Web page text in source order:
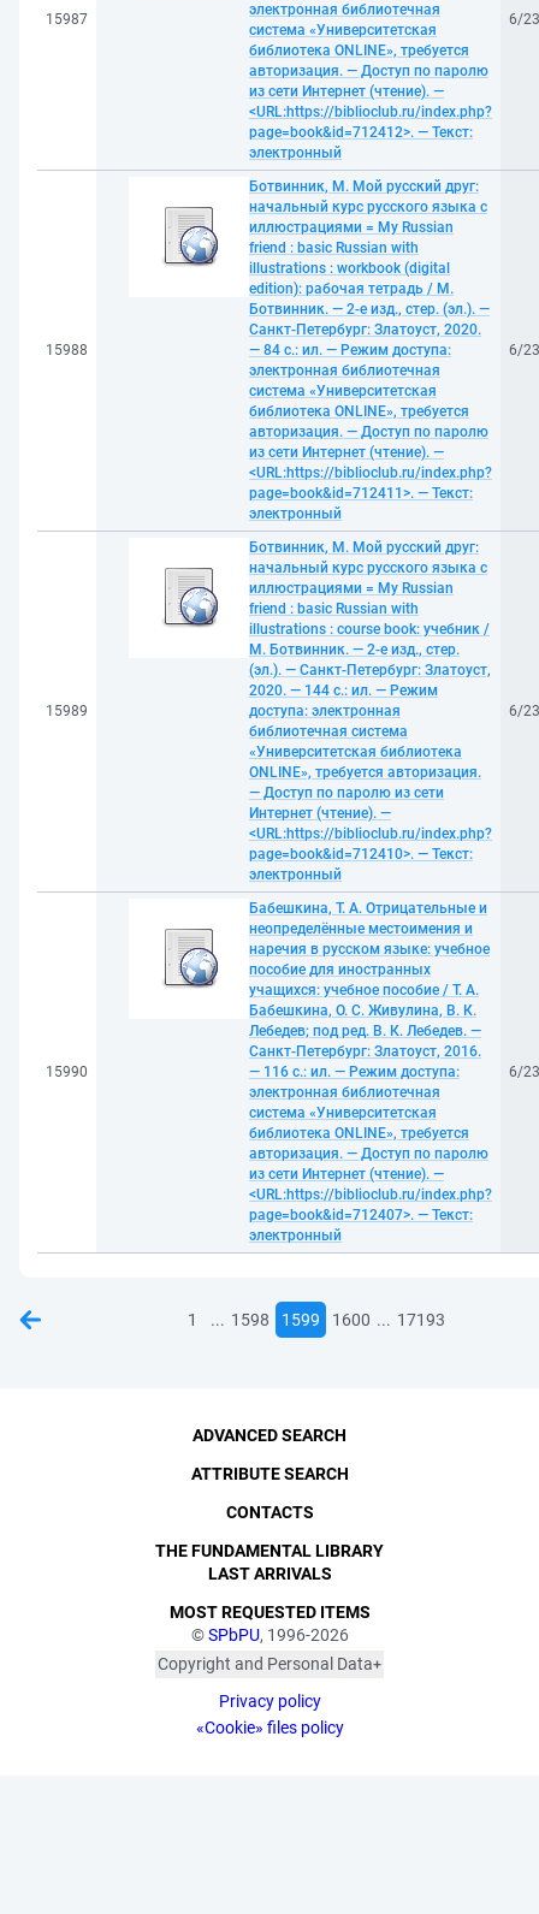
15987
электронная библиотечная
система «Университетская
библиотека ONLINE», требуется
авторизация. — Доступ по паролю
из сети Интернет (чтение). —
<URL:https://biblioclub.ru/index.php?
page=book&id=712412>. — Текст:
электронный
6/
15988
Ботвинник, М. Мой русский друг:
начальный курс русского языка с
иллюстрациями = My Russian
friend : basic Russian with
illustrations : workbook (digital
edition): рабочая тетрадь / М.
Ботвинник. — 2-е изд., стер. (эл.). —
Санкт-Петербург: Златоуст, 2020.
— 84 с.: ил. — Режим доступа:
электронная библиотечная
система «Университетская
библиотека ONLINE», требуется
авторизация. — Доступ по паролю
из сети Интернет (чтение). —
<URL:https://biblioclub.ru/index.php?
page=book&id=712411>. — Текст:
электронный
6/
15989
Ботвинник, М. Мой русский друг:
начальный курс русского языка с
иллюстрациями = My Russian
friend : basic Russian with
illustrations : course book: учебник /
М. Ботвинник. — 2-е изд., стер.
(эл.). — Санкт-Петербург: Златоуст,
2020. — 144 с.: ил. — Режим
доступа: электронная
библиотечная система
«Университетская библиотека
ONLINE», требуется авторизация.
— Доступ по паролю из сети
Интернет (чтение). —
<URL:https://biblioclub.ru/index.php?
page=book&id=712410>. — Текст:
электронный
6/
15990
Бабешкина, Т. А. Отрицательные и
неопределённые местоимения и
наречия в русском языке: учебное
пособие для иностранных
учащихся: учебное пособие / Т. А.
Бабешкина, О. С. Живулина, В. К.
Лебедев; под ред. В. К. Лебедев. —
Санкт-Петербург: Златоуст, 2016.
— 116 с.: ил. — Режим доступа:
электронная библиотечная
система «Университетская
библиотека ONLINE», требуется
авторизация. — Доступ по паролю
из сети Интернет (чтение). —
<URL:https://biblioclub.ru/index.php?
page=book&id=712407>. — Текст:
электронный
6/
1 ... 1598 1599 1600 ... 17193
©SPbPU, 1996-2026
Copyright and Personal Data
published with the
consent of the individuals
Privacy policy
«Cookie» files policy
ADVANCED SEARCH
ATTRIBUTE SEARCH
CONTACTS
THE FUNDAMENTAL LIBRARY
LAST ARRIVALS
MOST REQUESTED ITEMS